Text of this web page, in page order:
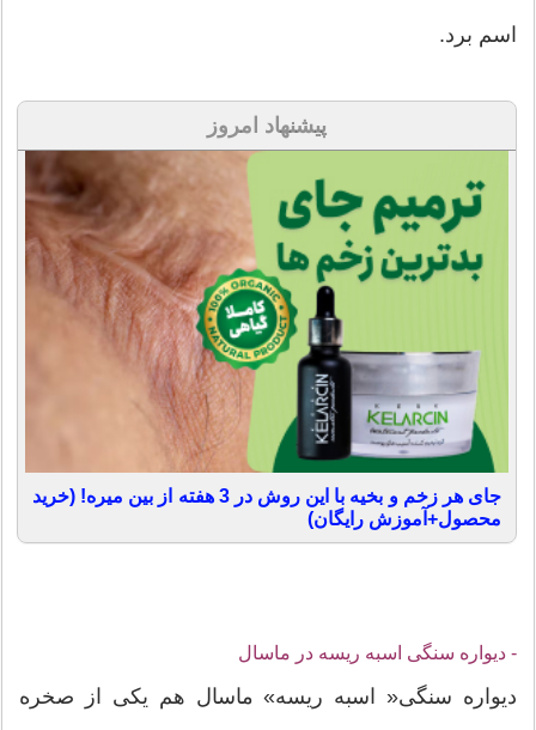
اسم برد.
پیشنهاد امروز
جای هر زخم و بخیه با این روش در 3 هفته از بین میره! (خرید
محصول+آموزش رایگان)
- دیواره سنگی اسبه ریسه در ماسال
دیواره سنگی« اسبه ریسه» ماسال هم یکی از صخره